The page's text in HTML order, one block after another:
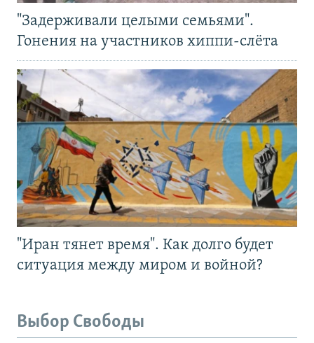
"Задерживали целыми семьями".
Гонения на участников хиппи-слёта
"Иран тянет время". Как долго будет
ситуация между миром и войной?
Выбор Свободы